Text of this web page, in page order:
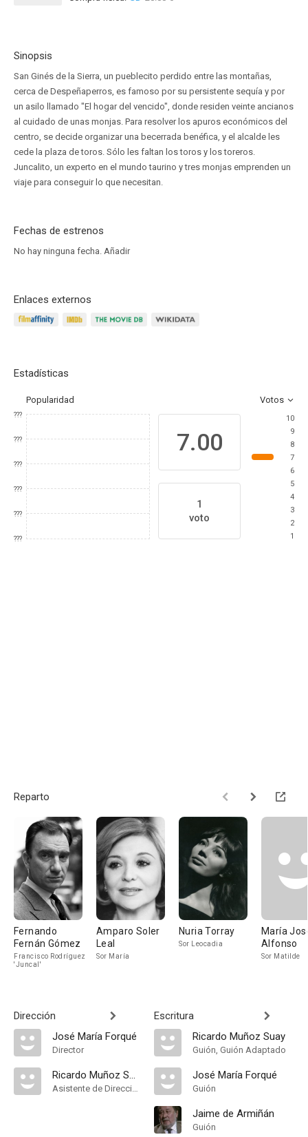
Sinopsis
San Ginés de la Sierra, un pueblecito perdido entre las montañas,
cerca de Despeñaperros, es famoso por su persistente sequía y por
un asilo llamado "El hogar del vencido", donde residen veinte ancianos
al cuidado de unas monjas. Para resolver los apuros económicos del
centro, se decide organizar una becerrada benéfica, y el alcalde les
cede la plaza de toros. Sólo les faltan los toros y los toreros.
Juncalito, un experto en el mundo taurino y tres monjas emprenden un
viaje para conseguir lo que necesitan.
Fechas de estrenos
No hay ninguna fecha. Añadir
Enlaces externos
Estadísticas
Popularidad Votos
???
???
???
???
???
???
7.00
1
voto
10
9
8
7
6
5
4
3
2
1
Reparto
Fernando
Fernán Gómez
Francisco Rodríguez
'Juncal'
Amparo Soler
Leal
Sor María
Nuria Torray
Sor Leocadia
María
Alfonso
Sor Matilde
Dirección
José María Forqué
Director
Ricardo Muñoz Suay
Asistente de Dirección
Escritura
Ricardo Muñoz Suay
Guión, Guión Adaptado
José María Forqué
Guión
Jaime de Armiñán
Guión